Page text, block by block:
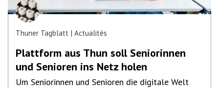
Thuner Tagblatt Actualités
Plattform aus Thun soll Seniorinnen
und Senioren ins Netz holen
Um Seniorinnen und Senioren die digitale Welt